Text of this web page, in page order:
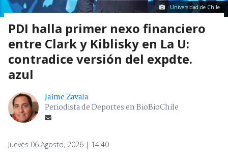
Universidad de Chile
PDI halla primer nexo financiero
entre Clark y Kiblisky en La U:
contradice versión del expdte.
azul
Jaime Zavala
Periodista de Deportes en BioBioChile
Jueves 06 Agosto, 2026 | 14:40